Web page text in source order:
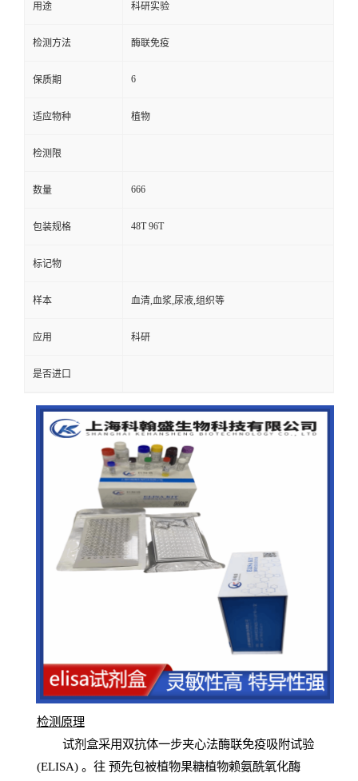
用途 科研实验
检测方法 酶联免疫
保质期 6
适应物种 植物
检测限
数量 666
包装规格 48T 96T
标记物
样本 血清,血浆,尿液,组织等
应用 科研
是否进口
检测原理
试剂盒采用双抗体一步夹心法酶联免疫吸附试验
(ELISA) 。往 预先包被植物果糖植物赖氨酰氧化酶